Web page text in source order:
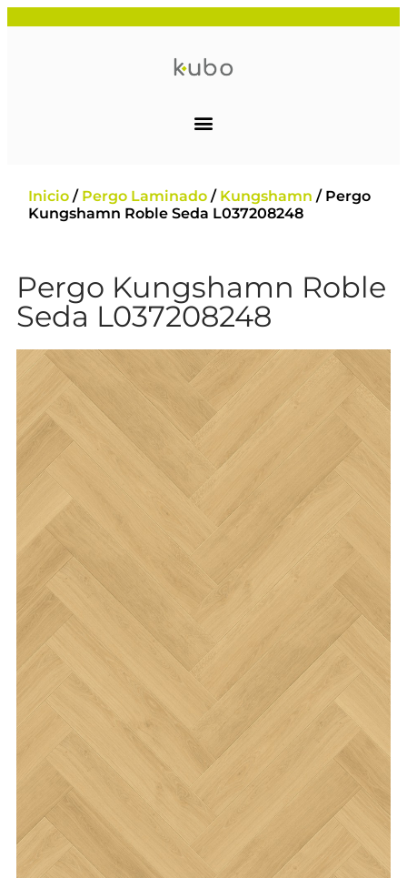
Inicio / Pergo Laminado / Kungshamn / Pergo
Kungshamn Roble Seda L037208248
Pergo Kungshamn Roble
Seda L037208248